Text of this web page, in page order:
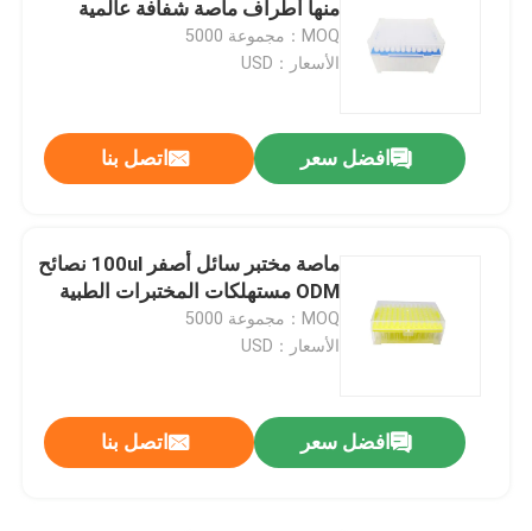
منها أطراف ماصة شفافة عالمية
MOQ：مجموعة 5000
الأسعار：USD
افضل سعر اتصل بنا
ماصة مختبر سائل أصفر 100ul نصائح
ODM مستهلكات المختبرات الطبية
MOQ：مجموعة 5000
الأسعار：USD
افضل سعر اتصل بنا